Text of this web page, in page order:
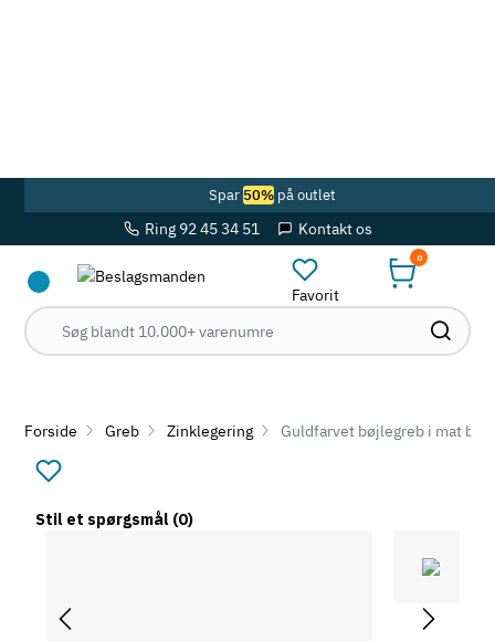
Spar 50%på outlet
Ring 92 45 34 51 Kontakt os
Favorit
0
Forside Greb Zinklegering Guldfarvet bøjlegreb i mat
Stil et spørgsmål (0)